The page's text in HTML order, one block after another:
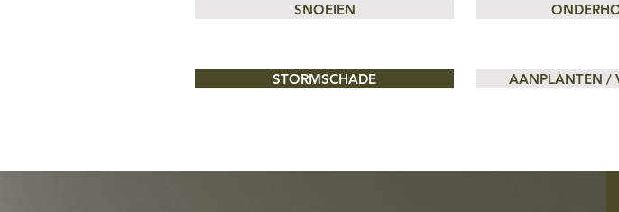
SNOEIEN
STORMSCHADE AANPLANTEN /